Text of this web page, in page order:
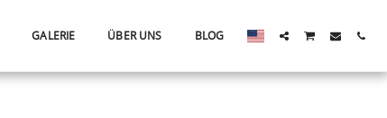
GALERIE ÜBER UNS BLOG